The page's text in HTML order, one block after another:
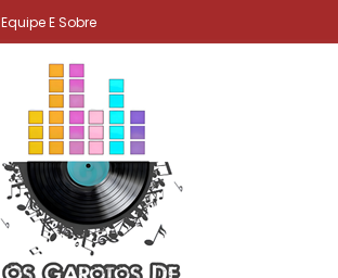
Equipe E Sobre